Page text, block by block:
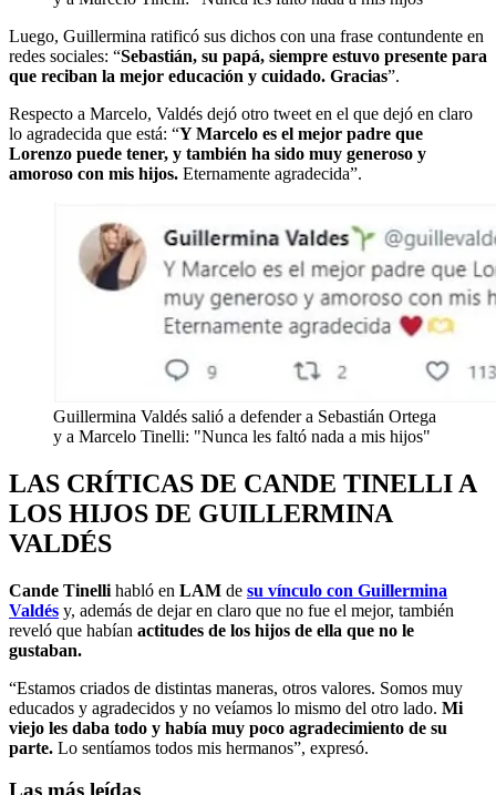
Luego, Guillermina ratificó sus dichos con una frase contundente en
redes sociales: “Sebastián, su papá, siempre estuvo presente para
que reciban la mejor educación y cuidado. Gracias”.
Respecto a Marcelo, Valdés dejó otro tweet en el que dejó en claro
lo agradecida que está: “Y Marcelo es el mejor padre que
Lorenzo puede tener, y también ha sido muy generoso y
amoroso con mis hijos. Eternamente agradecida”.
Guillermina Valdés salió a defender a Sebastián Ortega
y a Marcelo Tinelli: "Nunca les faltó nada a mis hijos"
LAS CRÍTICAS DE CANDE TINELLI A
LOS HIJOS DE GUILLERMINA
VALDÉS
Cande Tinelli habló en LAM de su vínculo con Guillermina
Valdés y, además de dejar en claro que no fue el mejor, también
reveló que habían actitudes de los hijos de ella que no le
gustaban.
“Estamos criados de distintas maneras, otros valores. Somos muy
educados y agradecidos y no veíamos lo mismo del otro lado. Mi
viejo les daba todo y había muy poco agradecimiento de su
parte. Lo sentíamos todos mis hermanos”, expresó.